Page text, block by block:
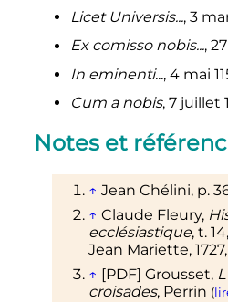
Licet Universis..., 3
Ex comisso nobis...,
In eminenti..., 4 mai
Cum a nobis, 7 juillet
Notes et
↑ Jean Chélini, p.
↑ Claude Fleury,
ecclésiastique, t.
Jean Mariette, 1727
↑ [PDF] Grousset,
croisades, Perrin (